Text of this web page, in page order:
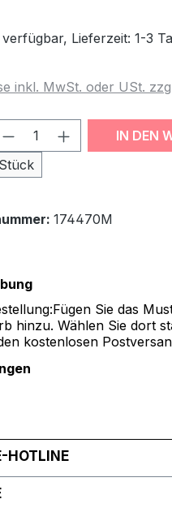
Lieferzeit: 1-3
inkl. MwSt. oder USt.
Produkt Anzahl:
Stück
IN DEN
174470M
Sie das
hinzu. Wählen Sie dort
kostenlosen
HOTLINE